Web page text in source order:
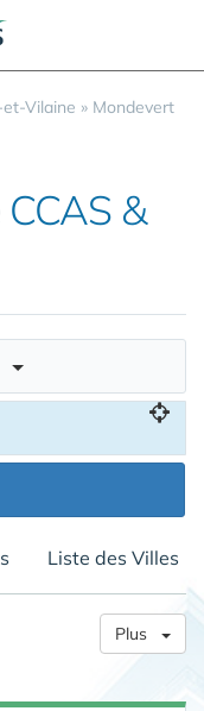
Vilaine » Mondevert
CCAS &
Liste des Villes
Plus